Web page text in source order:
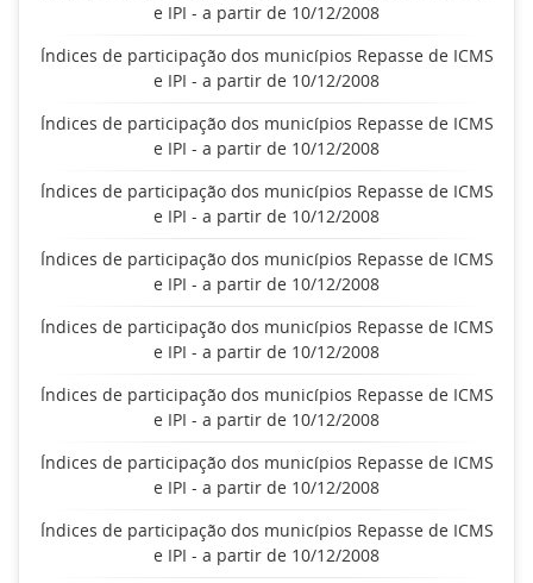
e IPI - a partir de 10/12/2008
Índices de participação dos municípios Repasse de ICMS
e IPI - a partir de 10/12/2008
Índices de participação dos municípios Repasse de ICMS
e IPI - a partir de 10/12/2008
Índices de participação dos municípios Repasse de ICMS
e IPI - a partir de 10/12/2008
Índices de participação dos municípios Repasse de ICMS
e IPI - a partir de 10/12/2008
Índices de participação dos municípios Repasse de ICMS
e IPI - a partir de 10/12/2008
Índices de participação dos municípios Repasse de ICMS
e IPI - a partir de 10/12/2008
Índices de participação dos municípios Repasse de ICMS
e IPI - a partir de 10/12/2008
Índices de participação dos municípios Repasse de ICMS
e IPI - a partir de 10/12/2008